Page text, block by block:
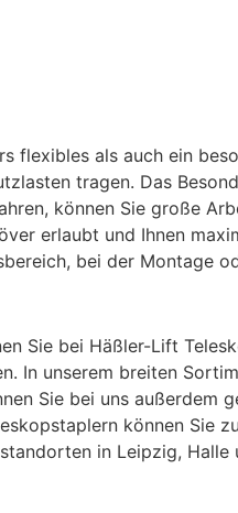
flexibles als auch ein
tragen. Das
können Sie große
erlaubt und Ihnen
bei der Montage
Sie bei Häßler-Lift
In unserem breiten
Sie bei uns
können Sie
in Leipzig,